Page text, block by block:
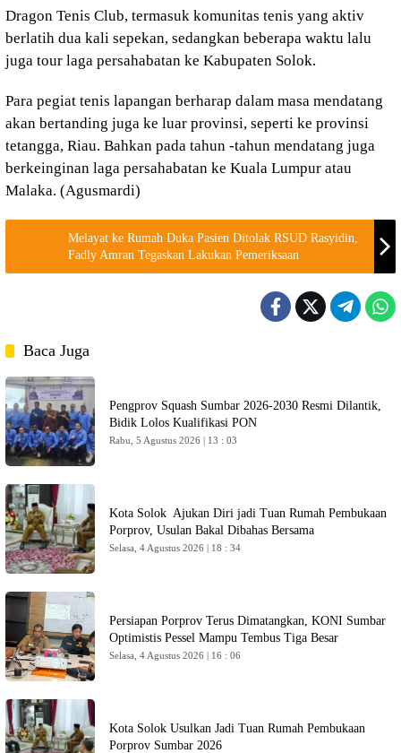
Dragon Tenis Club, termasuk komunitas tenis yang aktiv
berlatih dua kali sepekan, sedangkan beberapa waktu lalu
juga tour laga persahabatan ke Kabupaten Solok.
Para pegiat tenis lapangan berharap dalam masa mendatang
akan bertanding juga ke luar provinsi, seperti ke provinsi
tetangga, Riau. Bahkan pada tahun -tahun mendatang juga
berkeinginan laga persahabatan ke Kuala Lumpur atau
Malaka. (Agusmardi)
Melayat ke Rumah Duka Pasien Ditolak RSUD Rasyidin,
Fadly Amran Tegaskan Lakukan Pemeriksaan
Baca Juga
Pengprov Squash Sumbar 2026-2030 Resmi Dilantik,
Bidik Lolos Kualifikasi PON
Rabu, 5 Agustus 2026 | 13 : 03
Kota Solok Ajukan Diri jadi Tuan Rumah Pembukaan
Porprov, Usulan Bakal Dibahas Bersama
Selasa, 4 Agustus 2026 | 18 : 34
Persiapan Porprov Terus Dimatangkan, KONI Sumbar
Optimistis Pessel Mampu Tembus Tiga Besar
Selasa, 4 Agustus 2026 | 16 : 06
Kota Solok Usulkan Jadi Tuan Rumah Pembukaan
Porprov Sumbar 2026